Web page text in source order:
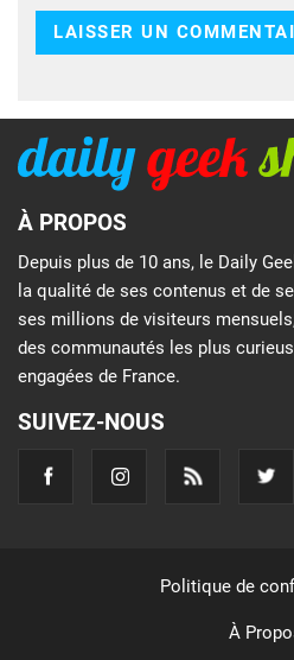
À PROPOS
Depuis plus de 10 ans, le Daily
la qualité de ses contenus et de
ses millions de visiteurs
des communautés les plus
engagées de France.
SUIVEZ-NOUS
Politique de
À